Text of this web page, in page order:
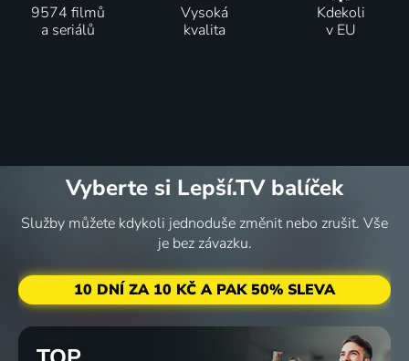
9574 filmů
a seriálů
Vysoká
kvalita
Kdekoli
v EU
Vyberte si Lepší.TV balíček
Služby můžete kdykoli jednoduše změnit nebo zrušit. Vše
je bez závazku.
10 DNÍ ZA 10 KČ A PAK 50% SLEVA